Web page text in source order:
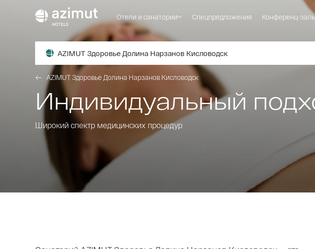
Отели и санатории Спецпредложения Конференц-
AZIMUT Здоровье Долина Нарзанов Кисловодск
AZIMUT Здоровье Долина Нарзанов Кисловодск
Индивидуальный
Широкий спектр медицинских процедур